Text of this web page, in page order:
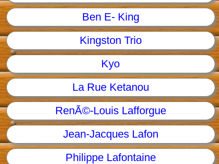
Ben E- King
Kingston Trio
Kyo
La Rue Ketanou
RenÃ©-Louis Lafforgue
Jean-Jacques Lafon
Philippe Lafontaine